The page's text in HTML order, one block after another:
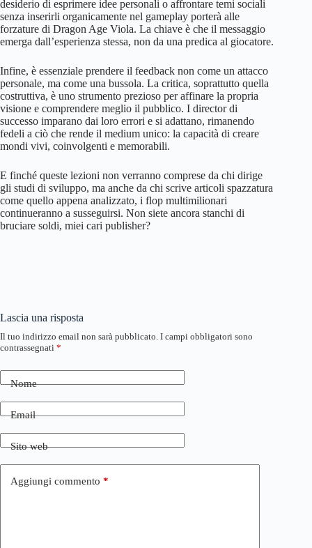
desiderio di esprimere idee personali o affrontare temi sociali
senza inserirli organicamente nel gameplay porterà alle
forzature di Dragon Age Viola. La chiave è che il messaggio
emerga dall’esperienza stessa, non da una predica al giocatore.
Infine, è essenziale prendere il feedback non come un attacco
personale, ma come una bussola. La critica, soprattutto quella
costruttiva, è uno strumento prezioso per affinare la propria
visione e comprendere meglio il pubblico. I director di
successo imparano dai loro errori e si adattano, rimanendo
fedeli a ciò che rende il medium unico: la capacità di creare
mondi vivi, coinvolgenti e memorabili.
E finché queste lezioni non verranno comprese da chi dirige
gli studi di sviluppo, ma anche da chi scrive articoli spazzatura
come quello appena analizzato, i flop multimilionari
continueranno a susseguirsi. Non siete ancora stanchi di
bruciare soldi, miei cari publisher?
Lascia una risposta
Il tuo indirizzo email non sarà pubblicato. I campi obbligatori sono
contrassegnati *
Nome
Email
Sito web
Aggiungi commento *